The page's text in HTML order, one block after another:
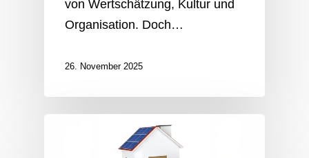
von Wertschätzung, Kultur und
Organisation. Doch…
26. November 2025